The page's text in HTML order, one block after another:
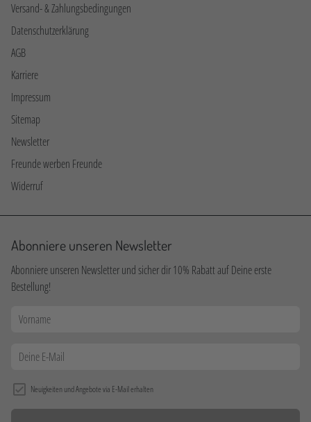
Versand- & Zahlungsbedingungen
Datenschutzerklärung
AGB
Karriere
Impressum
Sitemap
Newsletter
Freunde werben Freunde
Widerruf
Abonniere unseren Newsletter
Abonniere unseren Newsletter und sicher dir 10% Rabatt auf Deine erste
Bestellung!
Neuigkeiten und Angebote via E-Mail erhalten